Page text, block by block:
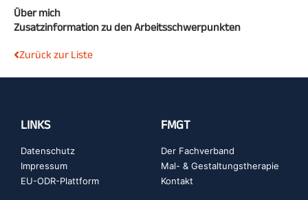
Über mich
Zusatzinformation zu den Arbeitsschwerpunkten
Zurück zur Liste
LINKS
Datenschutz
Impressum
EU-ODR-Plattform
FMGT
Der Fachverband
Mal- & Gestaltungstherapie
Kontakt